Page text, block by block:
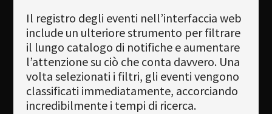
Il registro degli eventi nell’interfaccia web
include un ulteriore strumento per filtrare
il lungo catalogo di notifiche e aumentare
l’attenzione su ciò che conta davvero. Una
volta selezionati i filtri, gli eventi vengono
classificati immediatamente, accorciando
incredibilmente i tempi di ricerca.